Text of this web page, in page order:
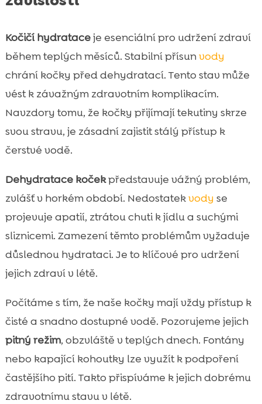
Kočičí hydrataceje esenciální pro udržení zdraví
během teplých měsíců. Stabilní přísunvody
chrání kočky před dehydratací. Tento stav může
vést k závažným zdravotním komplikacím.
Navzdory tomu, že kočky přijímají tekutiny skrze
svou stravu, je zásadní zajistit stálý přístup k
čerstvé vodě.
Dehydratace kočekpředstavuje vážný problém,
zvlášť v horkém období. Nedostatekvody se
projevuje apatií, ztrátou chuti k jídlu a suchými
sliznicemi. Zamezení těmto problémům vyžaduje
důslednou hydrataci. Je to klíčové pro udržení
jejich zdraví v létě.
Počítáme s tím, že naše kočky mají vždy přístup k
čisté a snadno dostupné vodě. Pozorujeme jejich
pitný režim, obzvláště v teplých dnech. Fontány
nebo kapající kohoutky lze využít k podpoření
častějšího pití. Takto přispíváme k jejich dobrému
zdravotnímu stavu v létě.